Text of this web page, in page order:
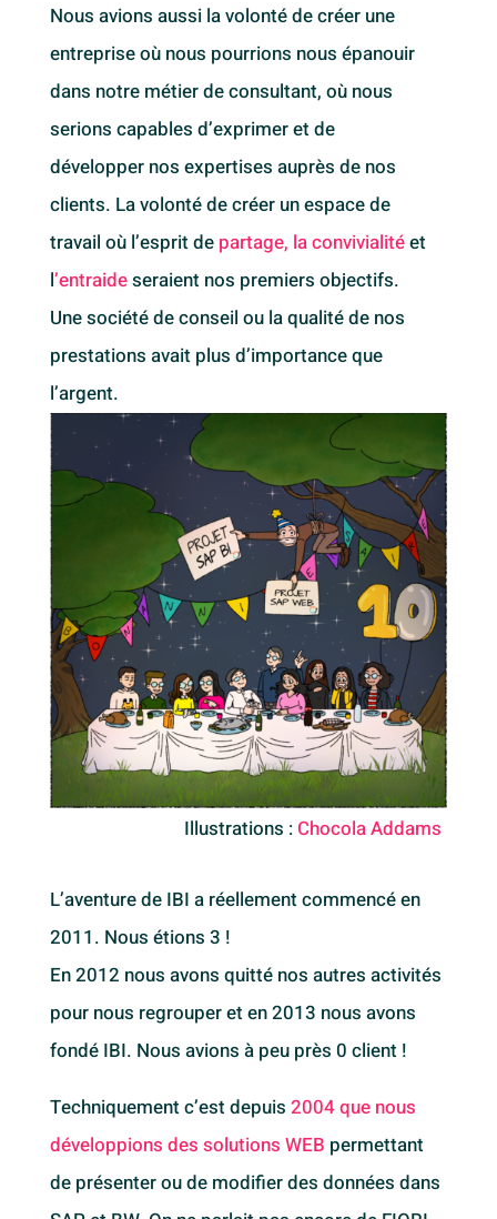
Nous avions aussi la volonté de créer une
entreprise où nous pourrions nous épanouir
dans notre métier de consultant, où nous
serions capables d’exprimer et de
développer nos expertises auprès de nos
clients. La volonté de créer un espace de
travail où l’esprit de partage, la convivialitéet
l’entraideseraient nos premiers objectifs.
Une société de conseil ou la qualité de nos
prestations avait plus d’importance que
l’argent.
Illustrations : Chocola Addams
L’aventure de IBI a réellement commencé en
2011. Nous étions 3 !
En 2012 nous avons quitté nos autres activités
pour nous regrouper et en 2013 nous avons
fondé IBI. Nous avions à peu près 0 client !
Techniquement c’est depuis 2004 que nous
développions des solutions WEB permettant
de présenter ou de modifier des données dans